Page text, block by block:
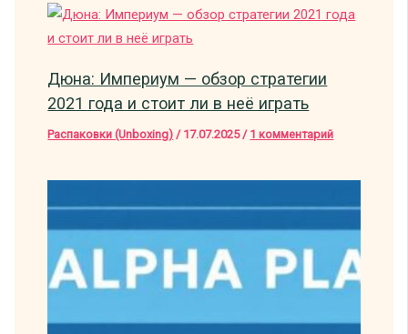
Дюна: Империум — обзор стратегии
2021 года и стоит ли в неё играть
Распаковки (Unboxing) / 17.07.2025 / 1 комментарий